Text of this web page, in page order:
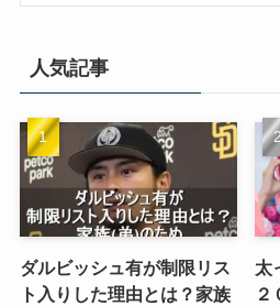
人気記事
ダルビッシュ有が制限リス
ト入りした理由とは？家族
太
２